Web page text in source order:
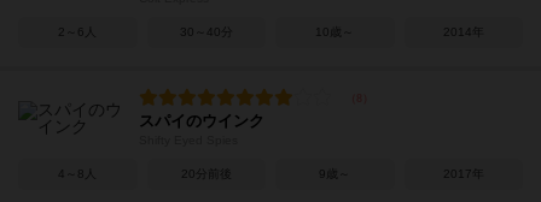
2～6人 30～40分 10歳～ 2014年
スパイのウインク
4～8人 20分前後 9歳～ 2017年